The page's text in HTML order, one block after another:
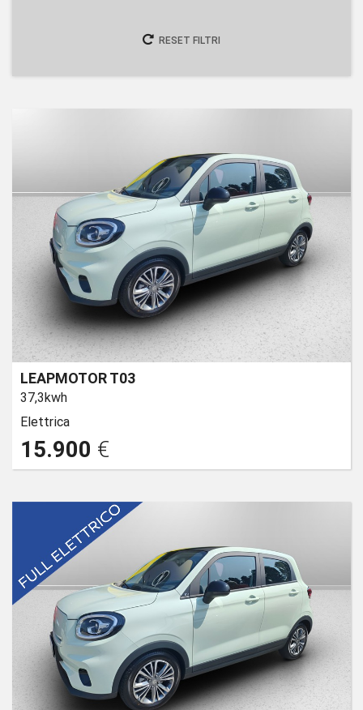
RESET FILTRI
LEAPMOTOR T03
37,3kwh
Elettrica
15.900 €